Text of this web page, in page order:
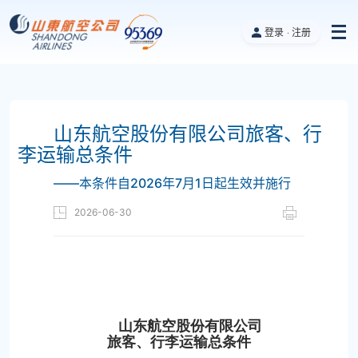
登录 注册
山东航空股份有限公司旅客、行
李运输总条件
——本条件自2026年7月1日起生效并施行
2026-06-30
山东航空股份有限公司
旅客、行李运输总条件